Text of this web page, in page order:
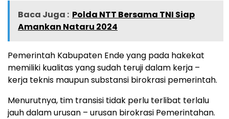
Baca Juga : Polda NTT Bersama TNI Siap
Amankan Nataru 2024
Pemerintah Kabupaten Ende yang pada hakekat
memiliki kualitas yang sudah teruji dalam kerja –
kerja teknis maupun substansi birokrasi pemerintah.
Menurutnya, tim transisi tidak perlu terlibat terlalu
jauh dalam urusan – urusan birokrasi Pemerintahan.